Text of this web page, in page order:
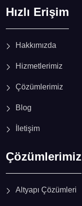
Hızlı Erişim
Hakkımızda
Hizmetlerimiz
Çözümlerimiz
Blog
İletişim
Çözümlerimiz
Altyapı Çözümleri